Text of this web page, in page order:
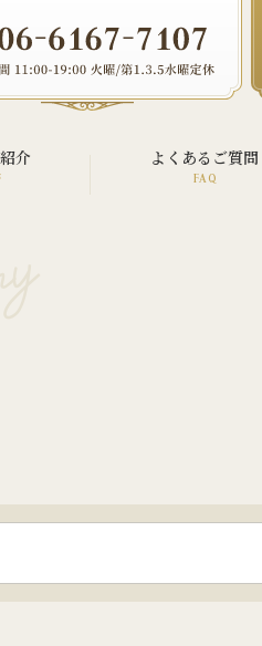
介 よくあるご質問